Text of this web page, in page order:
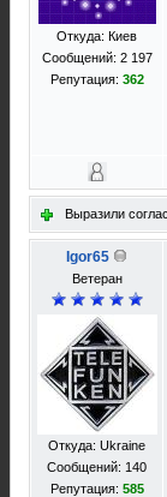
Откуда: Киев
Сообщений: 2 197
Репутация: 362
Выразили
Igor65
Ветеран
Откуда: Ukraine
Сообщений: 140
Репутация: 585